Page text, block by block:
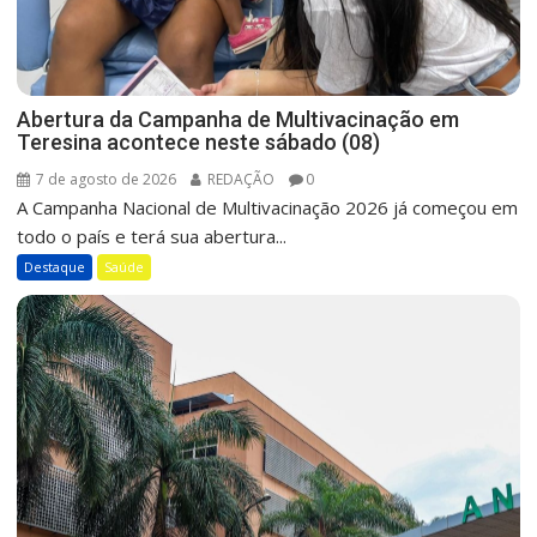
Abertura da Campanha de Multivacinação em
Teresina acontece neste sábado (08)
7 de agosto de 2026 REDAÇÃO 0
A Campanha Nacional de Multivacinação 2026 já começou em
todo o país e terá sua abertura...
Destaque Saúde